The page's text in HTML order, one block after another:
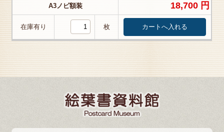
A3ノビ額装 18,700 円
在庫有り 枚